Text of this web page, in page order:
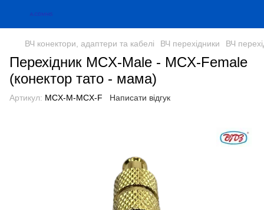
ВЧ конектори, адаптери та кабелі ВЧ перехідники ВЧ
Перехідник MCX-Male - MCX-Female
(конектор тато - мама)
Артикул: MCX-M-MCX-F Написати відгук